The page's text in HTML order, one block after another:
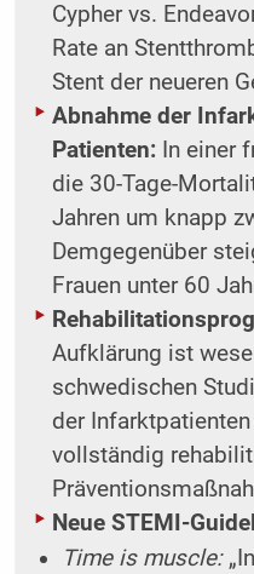
Cypher vs.
Rate an
Stent der neueren
Abnahme der
Patienten: In einer
die 30-Tage-
Jahren um knapp
Demgegenüber
Frauen unter 60
Aufklärung ist
schwedischen
der
vollständig
Neue STEMI-
Time is muscle: